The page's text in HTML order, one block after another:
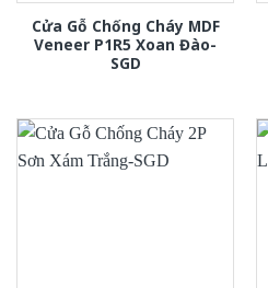
Cửa Gỗ Chống Cháy MDF
Veneer P1R5 Xoan Đào-
SGD